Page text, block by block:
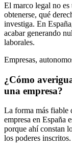
El marco legal no
obtenerse, qué
investiga. En
acabar generando
laborales.
Empresas,
¿Cómo
una empresa?
La forma más fiable
empresa en España
porque ahí constan
los poderes inscritos.